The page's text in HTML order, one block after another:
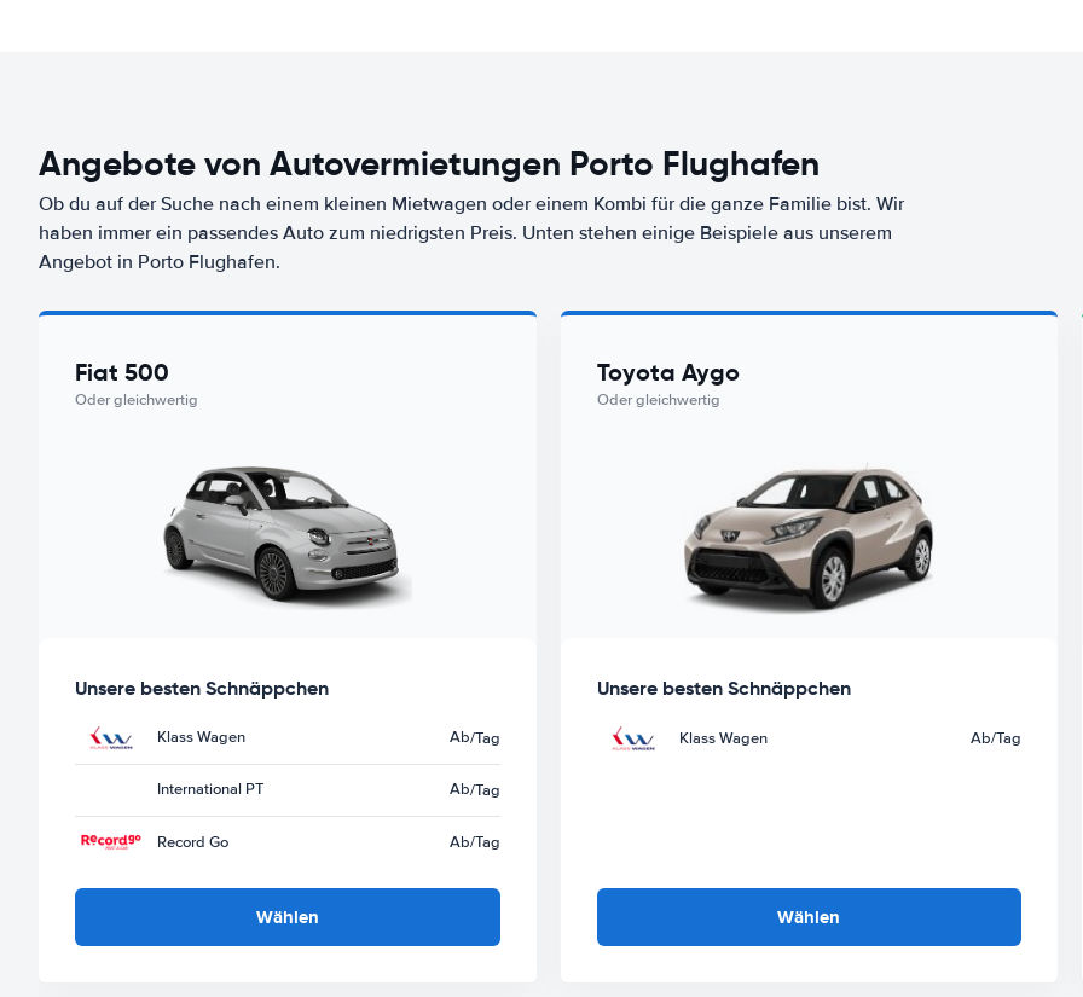
Angebote von Autovermietungen Porto Flughafen
Ob du auf der Suche nach einem kleinen Mietwagen oder einem Kombi für die ganze Familie bist. Wir
haben immer ein passendes Auto zum niedrigsten Preis. Unten stehen einige Beispiele aus unserem
Angebot in Porto Flughafen.
Fiat 500
Oder gleichwertig
Unsere besten Schnäppchen
Klass Wagen Ab/Tag
International PT Ab/Tag
Record Go Ab/Tag
Wählen
Toyota Aygo
Oder gleichwertig
Unsere besten Schnäppchen
Klass Wagen Ab/Tag
Wählen